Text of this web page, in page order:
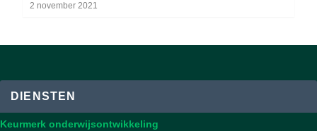
2 november 2021
DIENSTEN
Keurmerk onderwijsontwikkeling